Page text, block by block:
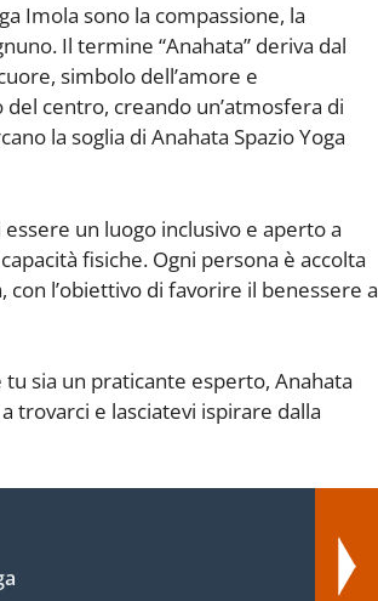
Imola sono la compassione, la
Il termine “Anahata” deriva dal
simbolo dell’amore e
centro, creando un’atmosfera di
la soglia di Anahata Spazio Yoga
un luogo inclusivo e aperto a
fisiche. Ogni persona è accolta
l’obiettivo di favorire il benessere a
sia un praticante esperto, Anahata
trovarci e lasciatevi ispirare dalla